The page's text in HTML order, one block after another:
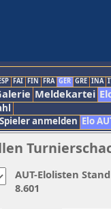
FAI FIN FRA GER GRE INA
Meldekartei
Spieler anmelden Elo
AUT-Elolisten
8.601